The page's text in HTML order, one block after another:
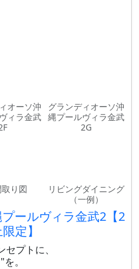
オーソ沖
ィラ金武
グランディオーソ沖
縄プールヴィラ金武
2G
り図
リビングダイニング
（一例）
ールヴィラ金武2【2
定】
プトに、
。